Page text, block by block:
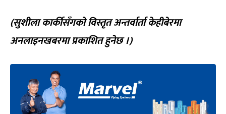
(सुशीला कार्कीसँगको विस्तृत अन्तर्वार्ता केहीबेरमा
अनलाइनखबरमा प्रकाशित हुनेछ ।)